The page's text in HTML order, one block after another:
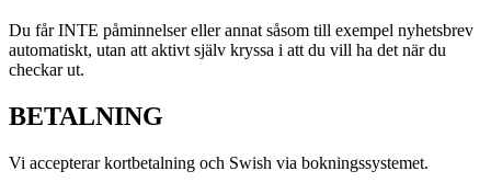
Du får INTE påminnelser eller annat såsom till exempel nyhetsbrev
automatiskt, utan att aktivt själv kryssa i att du vill ha det när du
checkar ut.
BETALNING
Vi accepterar kortbetalning och Swish via bokningssystemet.